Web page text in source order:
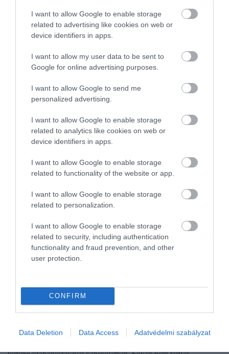
I want to allow Google to enable storage
related to advertising like cookies on web or
device identifiers in apps.
I want to allow my user data to be sent to
Google for online advertising purposes.
I want to allow Google to send me
personalized advertising.
I want to allow Google to enable storage
related to analytics like cookies on web or
device identifiers in apps.
I want to allow Google to enable storage
related to functionality of the website or app.
I want to allow Google to enable storage
related to personalization.
I want to allow Google to enable storage
related to security, including authentication
functionality and fraud prevention, and other
user protection.
CONFIRM
Data Deletion Data Access Adatvédelmi szabályzat
INNOVÁCIÓ
Kilövés helyett fogamzásgátlás: új módszer a